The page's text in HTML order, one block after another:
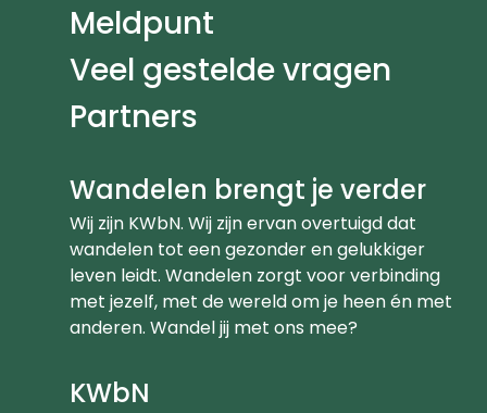
Meldpunt
Veel gestelde vragen
Partners
Wandelen brengt je verder
Wij zijn KWbN. Wij zijn ervan overtuigd dat
wandelen tot een gezonder en gelukkiger
leven leidt. Wandelen zorgt voor verbinding
met jezelf, met de wereld om je heen én met
anderen. Wandel jij met ons mee?
KWbN